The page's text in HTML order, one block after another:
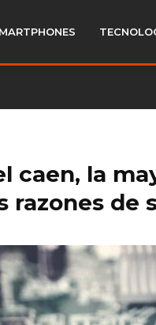
caen, la
razones de